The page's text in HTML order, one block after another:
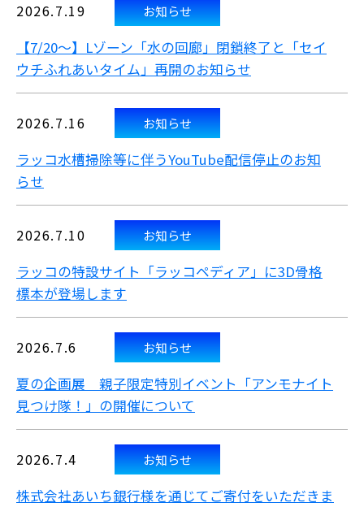
2026.7.19 お知らせ
【7/20～】Lゾーン「水の回廊」閉鎖終了と「セイ
ウチふれあいタイム」再開のお知らせ
2026.7.16 お知らせ
ラッコ水槽掃除等に伴うYouTube配信停止のお知
らせ
2026.7.10 お知らせ
ラッコの特設サイト「ラッコペディア」に3D骨格
標本が登場します
2026.7.6 お知らせ
夏の企画展 親子限定特別イベント「アンモナイト
見つけ隊！」の開催について
2026.7.4 お知らせ
株式会社あいち銀行様を通じてご寄付をいただきま